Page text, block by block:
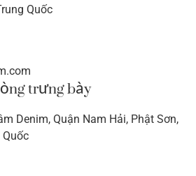
Quốc
trưng bày
Denim, Quận Nam Hải, Phật Sơn,